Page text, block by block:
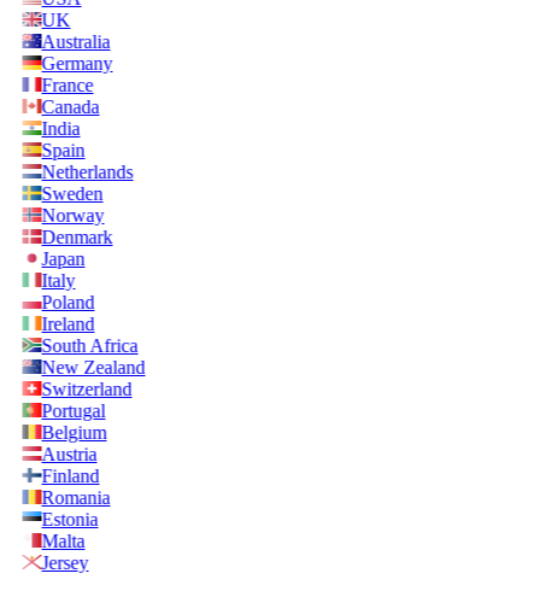
UK
Australia
Germany
France
Canada
India
Spain
Netherlands
Sweden
Norway
Denmark
Japan
Italy
Poland
Ireland
South Africa
New Zealand
Switzerland
Portugal
Belgium
Austria
Finland
Romania
Estonia
Malta
Jersey